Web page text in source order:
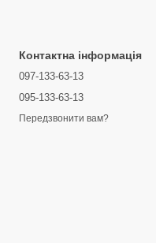
Контактна інформація
097-133-63-13
095-133-63-13
Передзвонити вам?